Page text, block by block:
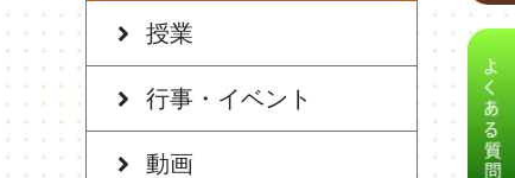
授業
行事・イベント
動画